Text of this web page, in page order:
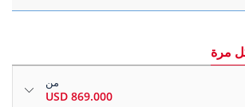
مرة
من
869.000 USD